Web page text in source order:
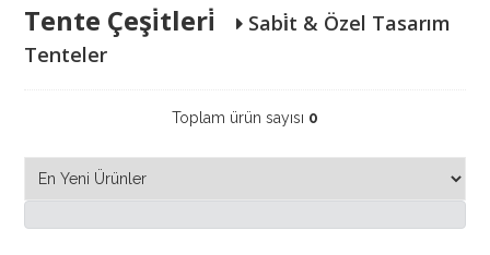
Tente Çeşi̇tleri̇
Sabi̇t & Özel Tasarım
Tenteler
Toplam ürün sayısı 0